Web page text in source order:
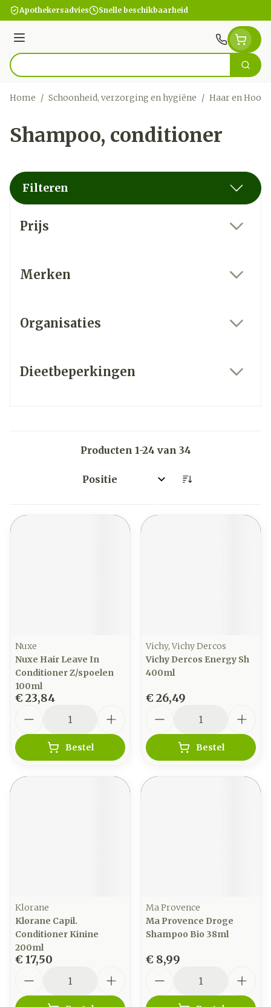
Ga naar de inhoud
Apothekersadvies Snelle beschikbaarheid
Menu
Product, merk, categorie... Zoek
Home / Schoonheid, verzorging en hygiëne / Haar en Hoofd
Shampoo, conditioner
Filteren
Prijs
Merken
Organisaties
Dieetbeperkingen
Producten 1-24 van 34
Sorteer op:
Nuxe
Nuxe Hair Leave In
Conditioner Z/spoelen
100ml
€ 23,84
Bestel
Vichy, Vichy Dercos
Vichy Dercos Energy Sh
400ml
€ 26,49
Bestel
Klorane
Klorane Capil.
Conditioner Kinine
200ml
€ 17,50
Ma Provence
Ma Provence Droge
Shampoo Bio 38ml
€ 8,99